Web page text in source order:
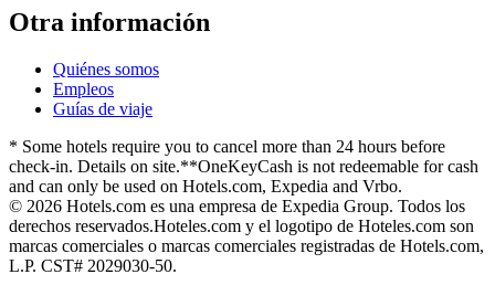
Otra información
Quiénes somos
Empleos
Guías de viaje
* Some hotels require you to cancel more than 24 hours before
check-in. Details on site.**OneKeyCash is not redeemable for cash
and can only be used on Hotels.com, Expedia and Vrbo.
© 2026 Hotels.com es una empresa de Expedia Group. Todos los
derechos reservados.Hoteles.com y el logotipo de Hoteles.com son
marcas comerciales o marcas comerciales registradas de Hotels.com,
L.P. CST# 2029030-50.